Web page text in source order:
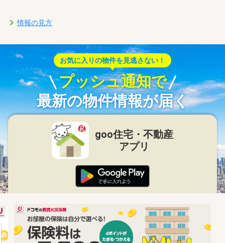
情報の見方
お気に入りの物件を見逃さない！
プッシュ通知で
最新の物件情報が届く
goo住宅・不動産
アプリ